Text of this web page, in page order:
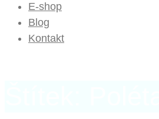
E-shop
Blog
Kontakt